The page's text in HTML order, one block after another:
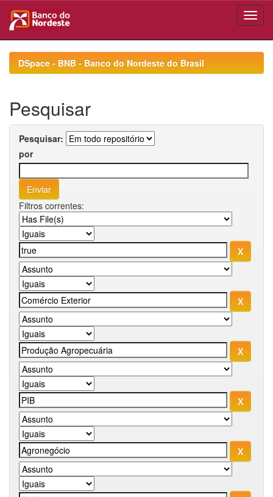
navigationDSpace - BNB - Banco do Nordeste do Brasil
Pesquisar
Pesquisar:
por
Filtros correntes: